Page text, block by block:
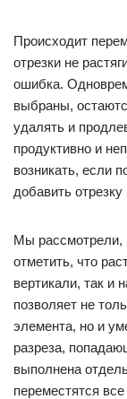
Происходит
отрезки не
ошибка.
выбраны,
удалять и
продуктивно и
возникать, если
добавить
Мы рассмотрели,
отметить, что
вертикали, так и
позволяет не
элемента, но и
разреза,
выполнена
переместятся